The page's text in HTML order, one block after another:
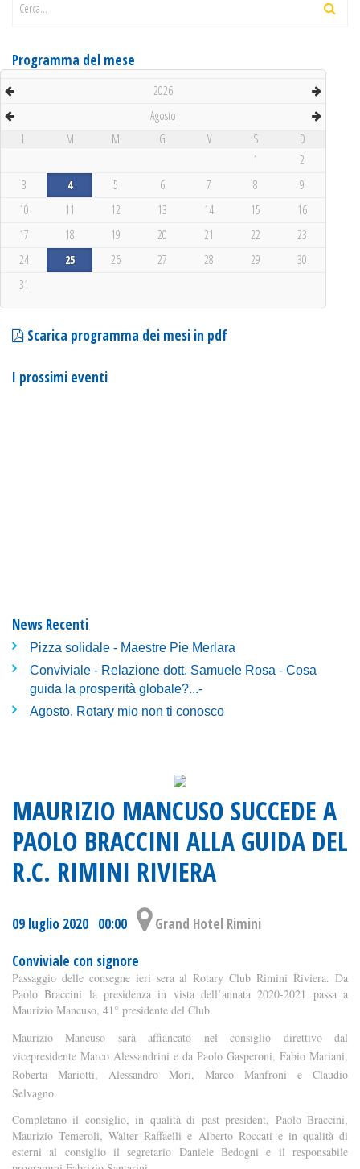
Cerca...
Programma del mese
2026
Agosto
L
M M G V S
D
1
2
3
4 5 6 7 8
9
10
11 12 13 14 15
16
17
18 19 20 21 22
23
24
25 26 27 28 29
30
31
Scarica programma dei mesi in pdf
I prossimi eventi
News Recenti
Pizza solidale - Maestre Pie Merlara
Conviviale - Relazione dott. Samuele Rosa - Cosa
guida la prosperità globale?...-
Agosto, Rotary mio non ti conosco
MAURIZIO MANCUSO SUCCEDE A
PAOLO BRACCINI ALLA GUIDA DEL
R.C. RIMINI RIVIERA
09 luglio 2020 00:00
Grand Hotel Rimini
Conviviale con signore
Passaggio delle consegne ieri sera al Rotary Club Rimini Riviera. Da
Paolo Braccini la presidenza in vista dell’annata 2020-2021 passa a
Maurizio Mancuso, 41° presidente del Club.
Maurizio Mancuso sarà affiancato nel consiglio direttivo dal
vicepresidente Marco Alessandrini e da Paolo Gasperoni, Fabio Mariani,
Roberta Mariotti, Alessandro Mori, Marco Manfroni e Claudio
Selvagno.
Completano il consiglio, in qualità di past president, Paolo Braccini,
Maurizio Temeroli, Walter Raffaelli e Alberto Roccati e in qualità di
esterni al consiglio il segretario Daniele Bedogni e il responsabile